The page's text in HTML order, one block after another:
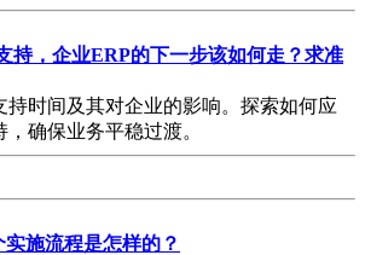
持，企业ERP的下一步该如何走？求准
持时间及其对企业的影响。探索如何应
，确保业务平稳过渡。
施流程是怎样的？